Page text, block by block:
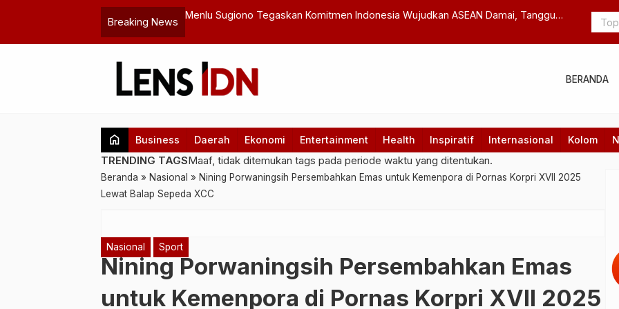
Breaking News
Menlu Sugiono Tegaskan Komitmen Indonesia Wujudkan ASEAN Damai, Tangguh,
Relawan
Ingatkan
BERANDA
home Business Daerah Ekonomi Entertainment Health Inspiratif Internasional Kolom
TRENDING TAGSMaaf, tidak ditemukan tags pada periode waktu yang ditentukan.
Beranda » Nasional » Nining Porwaningsih Persembahkan Emas untuk Kemenpora di Pornas Korpri XVII 2025
Lewat Balap Sepeda XCC
Nasional Sport
Nining Porwaningsih Persembahkan Emas
untuk Kemenpora di Pornas Korpri XVII 2025